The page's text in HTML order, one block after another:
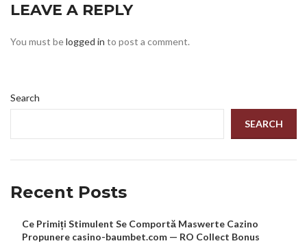
LEAVE A REPLY
You must belogged in to post a comment.
Search
SEARCH
Recent Posts
Ce Primiți Stimulent Se Comportă Maswerte Cazino
Propunere casino-baumbet.com — RO Collect Bonus